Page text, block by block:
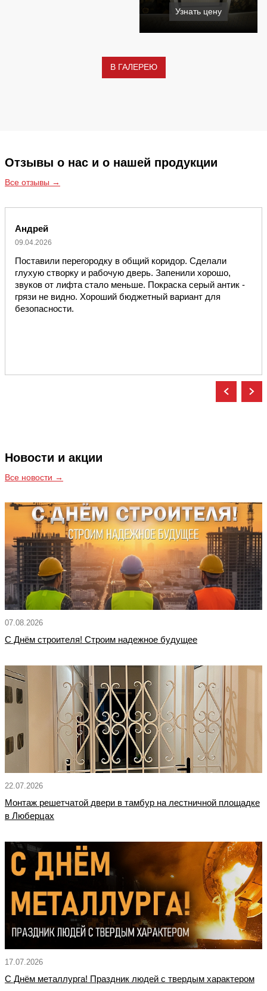
Узнать цену
В ГАЛЕРЕЮ
Отзывы о нас и о нашей продукции
Все отзывы →
Андрей
09.04.2026
Поставили перегородку в общий коридор. Сделали
глухую створку и рабочую дверь. Запенили хорошо,
звуков от лифта стало меньше. Покраска серый антик -
грязи не видно. Хороший бюджетный вариант для
безопасности.
Новости и акции
Все новости →
07.08.2026
С Днём строителя! Строим надежное будущее
22.07.2026
Монтаж решетчатой двери в тамбур на лестничной площадке
в Люберцах
17.07.2026
С Днём металлурга! Праздник людей с твердым характером